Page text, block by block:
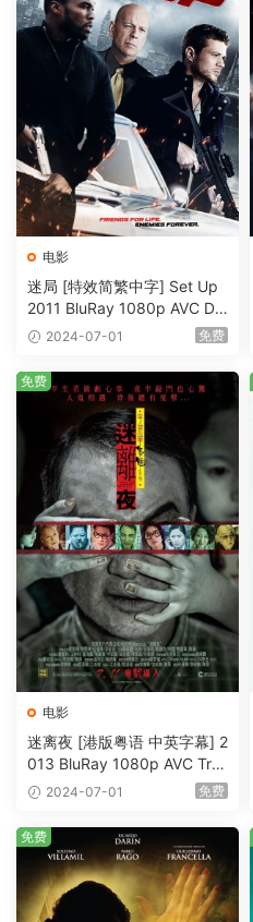
电影
迷局 [特效简繁中字] Set Up
2011 BluRay 1080p AVC DT
S-HD MA5.1-shhaclm@CHD
2024-07-01 免费
电影
迷离夜 [港版粤语 中英字幕] 2
013 BluRay 1080p AVC Tru
eHD5.1 [BDISO 22.64GB]
2024-07-01 免费
免费
免费